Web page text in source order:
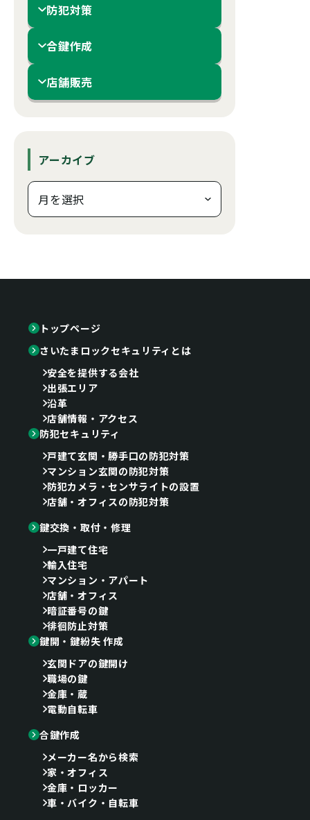
防犯対策
合鍵作成
店舗販売
アーカイブ
トップページ
さいたまロックセキュリティとは
安全を提供する会社
出張エリア
沿革
店舗情報・アクセス
防犯セキュリティ
戸建て玄関・勝手口の防犯対策
マンション玄関の防犯対策
防犯カメラ・センサライトの設置
店舗・オフィスの防犯対策
鍵交換・取付・修理
一戸建て住宅
輸入住宅
マンション・アパート
店舗・オフィス
暗証番号の鍵
徘徊防止対策
鍵開・鍵紛失 作成
玄関ドアの鍵開け
職場の鍵
金庫・蔵
電動自転車
合鍵作成
メーカー名から検索
家・オフィス
金庫・ロッカー
車・バイク・自転車